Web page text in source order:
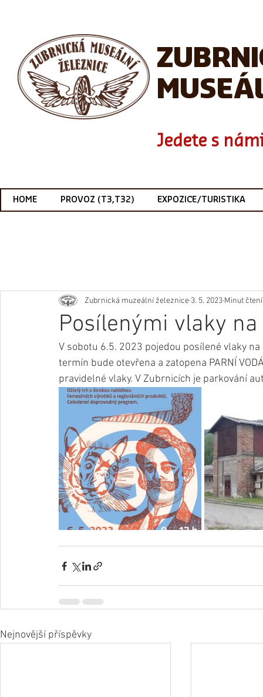
Jedete s
HOME PROVOZ (T3,T32) EXPOZICE/TURISTIKA
Posílenými vlaky
Zubrnická muzeální železnice 3. 5. 2023 Minut
V sobotu 6.5. 2023 pojedou posílené vlaky
termín bude otevřena a zatopena PARNÍ
pravidelné vlaky. V Zubrnicích je parkování
Nejnovější příspěvky